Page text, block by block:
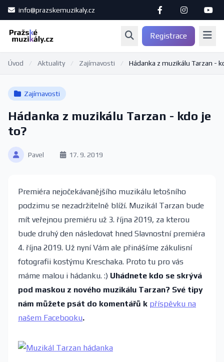
info@prazskemuzikaly.cz
Registrace
Úvod / Aktuality / Zajímavosti / Hádanka z muzikálu Tarzan -
Zajímavosti
Hádanka z muzikálu Tarzan - kdo je
to?
Pavel 17. 9. 2019
Premiéra nejočekávanějšího muzikálu letošního
podzimu se nezadržitelně blíží. Muzikál Tarzan bude
mít veřejnou premiéru už 3. října 2019, za kterou
bude druhý den následovat hned Slavnostní premiéra
4. října 2019. Už nyní Vám ale přinášíme zákulisní
fotografii kostýmu Kreschaka. Proto tu pro vás
máme malou i hádanku. :) Uhádnete kdo se skrývá
pod maskou z nového muzikálu Tarzan? Své tipy
nám můžete psát do komentářů k příspěvku na
našem Facebooku.